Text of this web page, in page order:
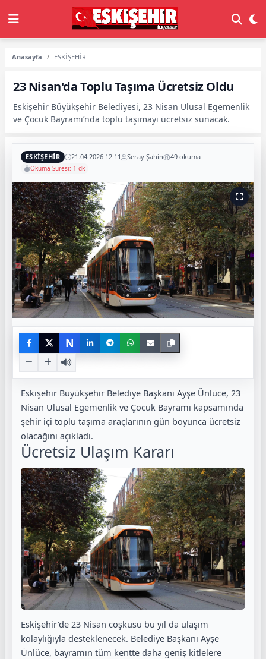
Anasayfa ESKİŞEHİR
23 Nisan'da Toplu Taşıma Ücretsiz Oldu
Eskişehir Büyükşehir Belediyesi, 23 Nisan Ulusal Egemenlik
ve Çocuk Bayramı’nda toplu taşımayı ücretsiz sunacak.
ESKİŞEHİR 21.04.2026 12:11 Seray Şahin 49 okuma
Okuma Süresi: 1 dk
N
Eskişehir Büyükşehir Belediye Başkanı Ayşe Ünlüce, 23
Nisan Ulusal Egemenlik ve Çocuk Bayramı kapsamında
şehir içi toplu taşıma araçlarının gün boyunca ücretsiz
olacağını açıkladı.
Ücretsiz Ulaşım Kararı
Eskişehir’de 23 Nisan coşkusu bu yıl da ulaşım
kolaylığıyla desteklenecek. Belediye Başkanı Ayşe
Ünlüce, bayramın tüm kentte daha geniş kitlelere